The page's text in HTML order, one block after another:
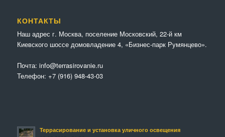
КОНТАКТЫ
Наш адрес г. Москва, поселение Московский, 22-й км
Киевского шоссе домовладение 4, «Бизнес-парк Румянцево».
Почта: info@terrasirovanie.ru
Телефон: +7 (916) 948-43-03
Террасирование и установка уличного освещения